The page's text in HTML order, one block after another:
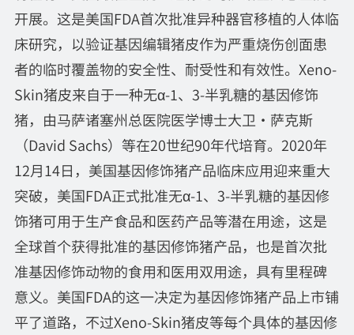
开展。这是美国FDA首次批准异种器官移植的人体临
床研究，以验证基因编辑猪皮作为严重烧伤创面患
者的临时覆盖物的安全性、耐受性和有效性。Xeno-
Skin猪皮来自于一种无α-1、3-半乳糖的基因修饰
猪，由马萨诸塞州总医院医学博士大卫·萨克斯
（David Sachs）等在20世纪90年代培育。2020年
12月14日，美国基因修饰猪产品临床应用迎来重大
突破，美国FDA正式批准无α-1、3-半乳糖的基因修
饰猪可用于生产食品和医药产品等潜在用途，这是
全球首个获得批准的基因修饰猪产品，也是首次批
准基因修饰动物的食用和医用双用途，具有里程碑
意义。美国FDA的这一决定为基因修饰猪产品上市铺
平了道路，不过Xeno-Skin猪皮等每个具体的基因修